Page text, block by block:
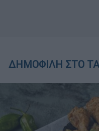
ΔΗΜΟΦΙΛΗ ΣΤΟ